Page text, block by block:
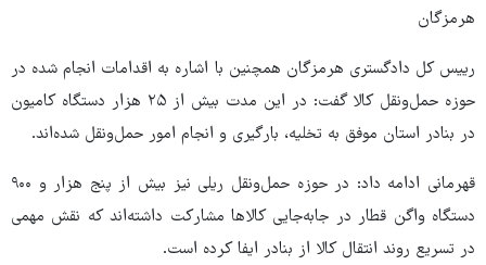
هرمزگان
رییس کل دادگستری هرمزگان همچنین با اشاره به اقدامات انجام شده در
حوزه حمل‌ونقل کالا گفت: در این مدت بیش از ۲۵ هزار دستگاه کامیون
در بنادر استان موفق به تخلیه، بارگیری و انجام امور حمل‌ونقل شده‌اند.
قهرمانی ادامه داد: در حوزه حمل‌ونقل ریلی نیز بیش از پنج هزار و ۹۰۰
دستگاه واگن قطار در جابه‌جایی کالاها مشارکت داشته‌اند که نقش مهمی
در تسریع روند انتقال کالا از بنادر ایفا کرده است.